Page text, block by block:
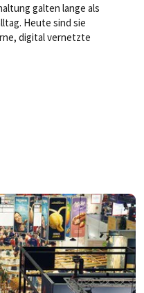
galten lange als
Heute sind sie
digital vernetzte
schaffen Transparenz